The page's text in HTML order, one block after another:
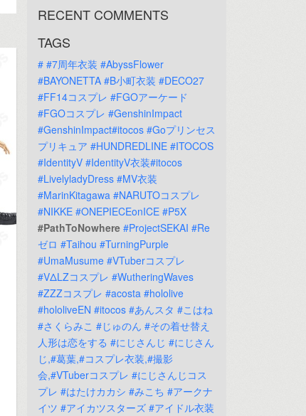
RECENT COMMENTS
TAGS
# #7周年衣装 #AbyssFlower
#BAYONETTA #B小町衣装 #DECO27
#FF14コスプレ #FGOアーケード
#FGOコスプレ #GenshinImpact
#GenshinImpact#itocos #Goプリンセス
プリキュア #HUNDREDLINE #ITOCOS
#IdentityV #IdentityV衣装#itocos
#LivelyladyDress #MV衣装
#MarinKitagawa #NARUTOコスプレ
#NIKKE #ONEPIECEonICE #P5X
#PathToNowhere #ProjectSEKAI #Re
ゼロ #Taihou #TurningPurple
#UmaMusume #VTuberコスプレ
#VΔLZコスプレ #WutheringWaves
#ZZZコスプレ #acosta #hololive
#hololiveEN #itocos #あんスタ #こはね
#さくらみこ #じゅのん #その着せ替え
人形は恋をする #にじさんじ #にじさん
じ,#葛葉,#コスプレ衣装,#撮影
会,#VTuberコスプレ #にじさんじコス
プレ #はたけカカシ #みこち #アークナ
イツ #アイカツスターズ #アイドル衣装